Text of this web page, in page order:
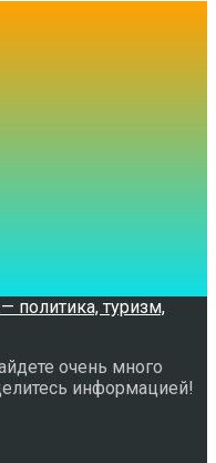
очень много
информацией!